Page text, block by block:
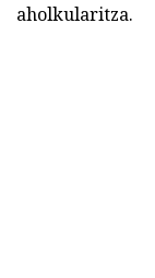
aholkularitza.